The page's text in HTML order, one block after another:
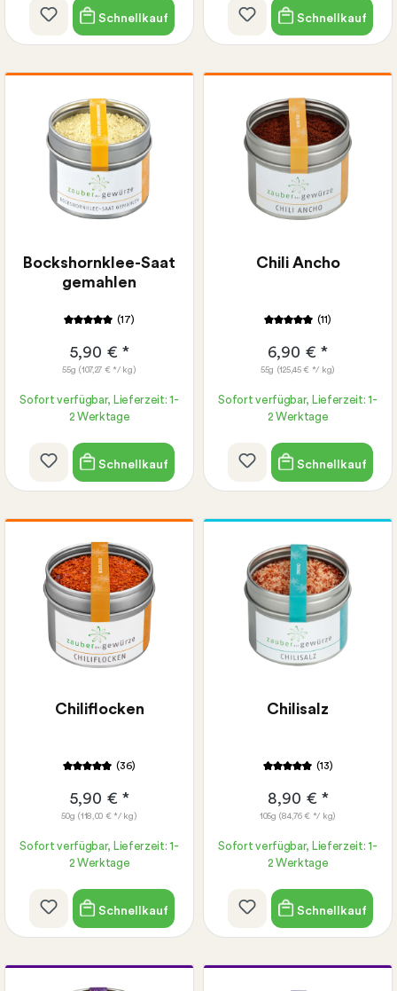
Schnellkauf Schnellkauf
Bockshornklee-Saat
gemahlen
(17)
5,90 € *
55g (107,27 € */ kg)
Sofort verfügbar, Lieferzeit: 1-
2 Werktage
Schnellkauf
Chili Ancho
(11)
6,90 € *
55g (125,45 € */ kg)
Sofort verfügbar, Lieferzeit: 1-
2 Werktage
Schnellkauf
Chiliflocken
(36)
5,90 € *
50g (118,00 € */ kg)
Sofort verfügbar, Lieferzeit: 1-
2 Werktage
Schnellkauf
Chilisalz
(13)
8,90 € *
105g (84,76 € */ kg)
Sofort verfügbar, Lieferzeit: 1-
2 Werktage
Schnellkauf